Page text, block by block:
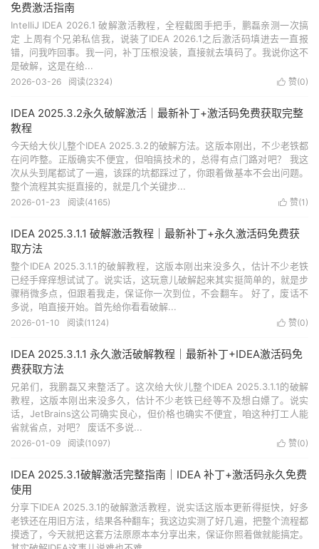
免费激活指南
IntelliJ IDEA 2026.1 破解激活教程，全程截图手把手，鹏磊亲测一次搞
定 上周有个兄弟私信我，说装了IDEA 2026.1之后激活码填进去一直报
错，问我咋回事。我一问，补丁压根没装，直接就去填码了。我说你这不
是破解，这是在给...
 赞(0)
2026-03-26 阅读(2324)
IDEA 2025.3.2永久破解激活｜最新补丁+激活码免费获取完整
教程
今天给大伙儿整个IDEA 2025.3.2的破解方法。这版本刚出，不少老铁都
在问咋整。正版确实不便宜，但咱搞技术的，总得有点门路对吧？ 我这
次从头到尾都试了一遍，该踩的坑都踩过了，你跟着做基本不会出问题。
整个流程其实挺直接的，就是几个关键步...
 赞(1 )
2026-01-23 阅读(4165)
IDEA 2025.3.1.1 破解激活教程｜最新补丁+永久激活码免费获
取方法
整个IDEA 2025.3.1.1的破解教程，这版本刚出来没多久，估计不少老铁
已经手痒痒想试试了。说实话，这玩意儿破解起来其实挺简单的，就是步
骤稍微多点，但跟着我走，保证你一次到位，不会翻车。 好了，废话不
多说，咱直接开始。首先给你看看破解...
 赞(0)
2026-01-10 阅读(1124)
IDEA 2025.3.1.1 永久激活破解教程｜最新补丁+IDEA激活码免
费获取方法
兄弟们，我鹏磊又来整活了。这次给大伙儿整个IDEA 2025.3.1.1的破解
教程，这版本刚出来没多久，估计不少老铁已经等不及想白嫖了。说实
话，JetBrains这公司确实良心，但价格也确实不便宜，咱这种打工人能
省就省点，对吧？ 废话不多说...
 赞(0)
2026-01-09 阅读(1097)
IDEA 2025.3.1破解激活完整指南｜IDEA 补丁+激活码永久免费
使用
分享下IDEA 2025.3.1的破解激活教程，说实话这版本更新得挺快，好多
老铁还在用旧方法，结果各种翻车；我这边实测了好几遍，把整个流程都
摸透了，今天就把这套方法原原本本分享出来，保证你照着做就能搞定。